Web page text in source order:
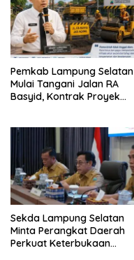
Pemkab Lampung Selatan
Mulai Tangani Jalan RA
Basyid, Kontrak Proyek
Sekda Lampung Selatan
Minta Perangkat Daerah
Perkuat Keterbukaan